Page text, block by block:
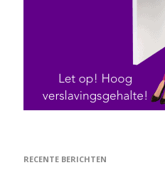
RECENTE BERICHTEN